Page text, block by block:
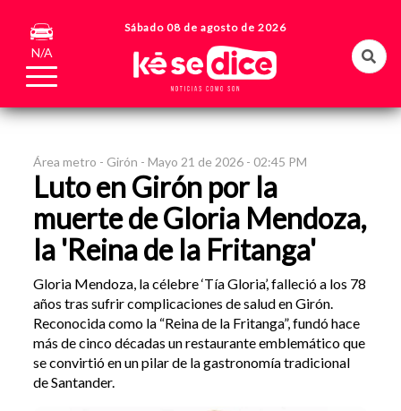
N/A
Sábado 08 de agosto de 2026
Área metro - Girón -Mayo 21 de 2026 - 02:45 PM
Luto en Girón por la
muerte de Gloria Mendoza,
la 'Reina de la Fritanga'
Gloria Mendoza, la célebre ‘Tía Gloria’, falleció a los 78
años tras sufrir complicaciones de salud en Girón.
Reconocida como la “Reina de la Fritanga”, fundó hace
más de cinco décadas un restaurante emblemático que
se convirtió en un pilar de la gastronomía tradicional
de Santander.